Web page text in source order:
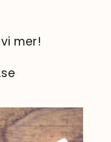
mer!